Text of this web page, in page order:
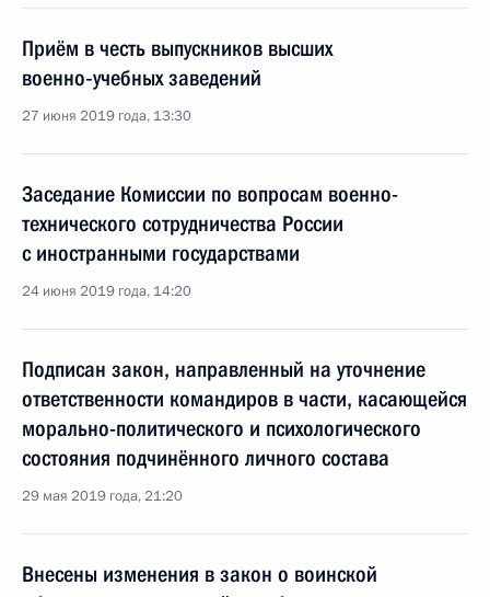
Приём в честь выпускников высших
военно‑учебных заведений
27 июня 2019 года, 13:30
Заседание Комиссии по вопросам военно-
технического сотрудничества России
с иностранными государствами
24 июня 2019 года, 14:20
Подписан закон, направленный на уточнение
ответственности командиров в части, касающейся
морально-политического и психологического
состояния подчинённого личного состава
29 мая 2019 года, 21:20
Внесены изменения в закон о воинской